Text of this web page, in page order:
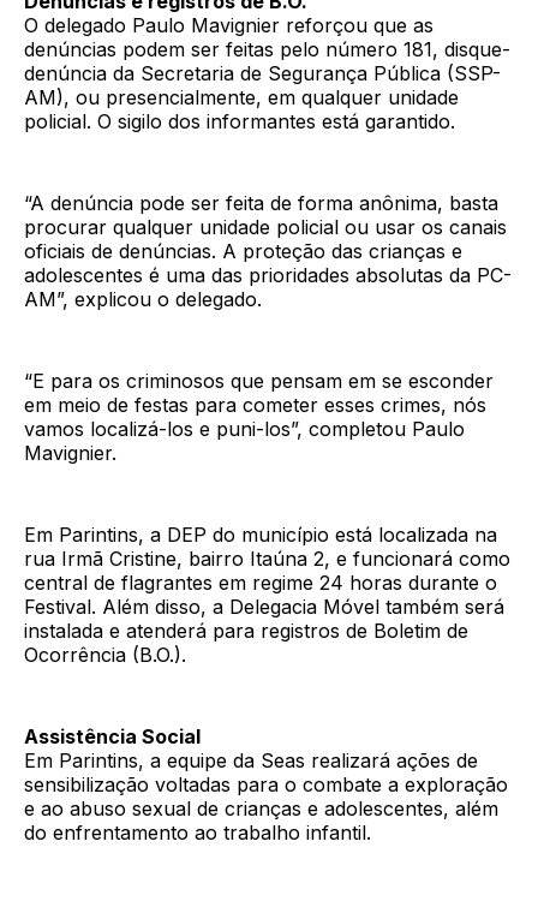
O delegado Paulo Mavignier reforçou que as
denúncias podem ser feitas pelo número 181, disque-
denúncia da Secretaria de Segurança Pública (SSP-
AM), ou presencialmente, em qualquer unidade
policial. O sigilo dos informantes está garantido.
“A denúncia pode ser feita de forma anônima, basta
procurar qualquer unidade policial ou usar os canais
oficiais de denúncias. A proteção das crianças e
adolescentes é uma das prioridades absolutas da PC-
AM”, explicou o delegado.
“E para os criminosos que pensam em se esconder
em meio de festas para cometer esses crimes, nós
vamos localizá-los e puni-los”, completou Paulo
Mavignier.
Em Parintins, a DEP do município está localizada na
rua Irmã Cristine, bairro Itaúna 2, e funcionará como
central de flagrantes em regime 24 horas durante o
Festival. Além disso, a Delegacia Móvel também será
instalada e atenderá para registros de Boletim de
Ocorrência (B.O.).
Assistência Social
Em Parintins, a equipe da Seas realizará ações de
sensibilização voltadas para o combate a exploração
e ao abuso sexual de crianças e adolescentes, além
do enfrentamento ao trabalho infantil.